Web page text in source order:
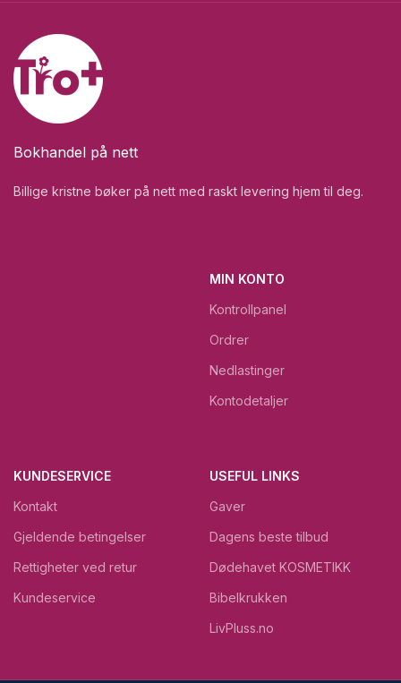
Bokhandel på nett
Billige kristne bøker på nett med raskt levering hjem til deg.
MIN KONTO
Kontrollpanel
Ordrer
Nedlastinger
Kontodetaljer
KUNDESERVICE
Kontakt
Gjeldende betingelser
Rettigheter ved retur
Kundeservice
USEFUL LINKS
Gaver
Dagens beste tilbud
Dødehavet KOSMETIKK
Bibelkrukken
LivPluss.no